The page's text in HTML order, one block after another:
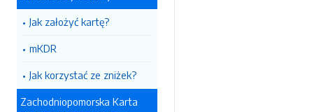
Jak założyć kartę?
mKDR
Jak korzystać ze zniżek?
Zachodniopomorska Karta